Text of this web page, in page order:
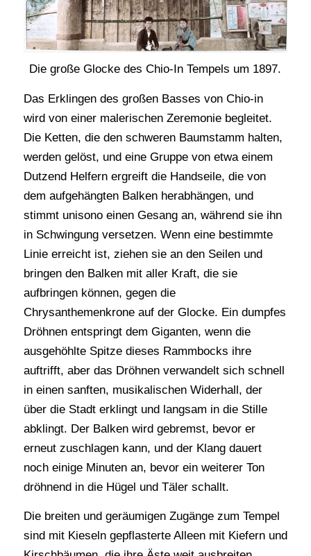
Die große Glocke des Chio-In Tempels um 1897.
Das Erklingen des großen Basses von Chio-in
wird von einer malerischen Zeremonie begleitet.
Die Ketten, die den schweren Baumstamm halten,
werden gelöst, und eine Gruppe von etwa einem
Dutzend Helfern ergreift die Handseile, die von
dem aufgehängten Balken herabhängen, und
stimmt unisono einen Gesang an, während sie ihn
in Schwingung versetzen. Wenn eine bestimmte
Linie erreicht ist, ziehen sie an den Seilen und
bringen den Balken mit aller Kraft, die sie
aufbringen können, gegen die
Chrysanthemenkrone auf der Glocke. Ein dumpfes
Dröhnen entspringt dem Giganten, wenn die
ausgehöhlte Spitze dieses Rammbocks ihre
auftrifft, aber das Dröhnen verwandelt sich schnell
in einen sanften, musikalischen Widerhall, der
über die Stadt erklingt und langsam in die Stille
abklingt. Der Balken wird gebremst, bevor er
erneut zuschlagen kann, und der Klang dauert
noch einige Minuten an, bevor ein weiterer Ton
dröhnend in die Hügel und Täler schallt.
Die breiten und geräumigen Zugänge zum Tempel
sind mit Kieseln gepflasterte Alleen mit Kiefern und